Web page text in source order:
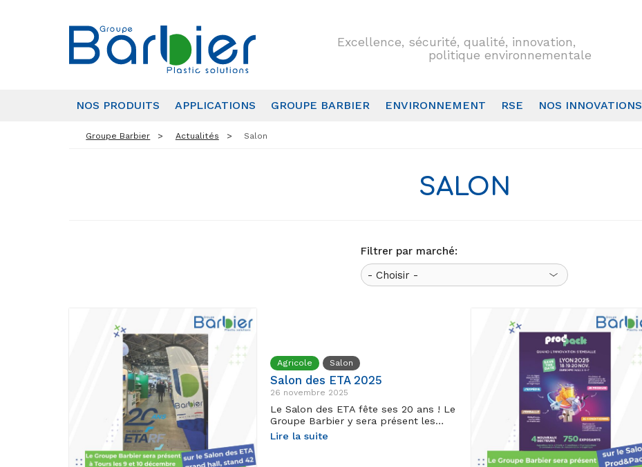
Excellence, sécurité, qualité, innovation,
politique environnementale
NOS PRODUITS APPLICATIONS GROUPE BARBIER ENVIRONNEMENT RSE NOS INNOVATIONS
Groupe Barbier Actualités Salon
SALON
Filtrer par marché:
Agricole Salon
Salon des ETA 2025
26 novembre 2025
Le Salon des ETA fête ses 20 ans ! Le
Groupe Barbier y sera présent les…
Lire la suite